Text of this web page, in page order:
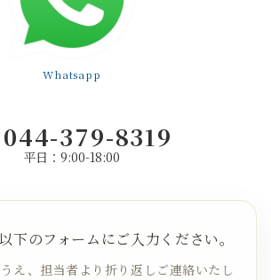
Whatsapp
044-379-8319
平日：9:00-18:00
下のフォームにご入力ください。
え、担当者より折り返しご連絡いたし